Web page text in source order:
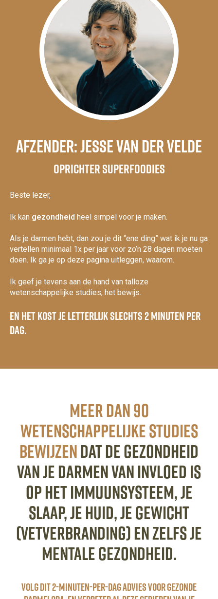
Afzender:Jesse van der Velde
Oprichter Superfoodies
Beste lezer,
Ik kan gezondheid heel simpel voor je maken.
Als je darmen hebt, dan zou je dit “ene ding” wat ik je nu ga
vertellen minimaal 1x per jaar voor zo’n 28 dagen moeten
doen. Ik ga je op deze pagina uitleggen, waarom.
Ik geef je tevens aan de hand van talloze
wetenschappelijke studies, het bewijs.
En het kost je letterlijk slechts 2 minuten per
dag.
Meer dan 90
wetenschappelijke studies
BEWIJZENdat de gezondheid
van je DARMEN van invloed is
op het immuunsysteem, je
slaap, je huid, je gewicht
(vetverbranding) en zelfs je
mentale gezondheid.
Volg dit 2-minuten-per-dag advies voor gezonde